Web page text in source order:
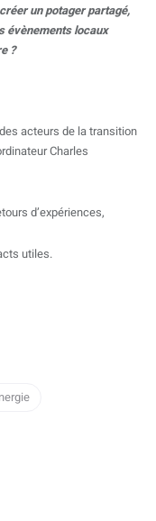
un potager partagé,
évènements locaux
?
acteurs de la transition
Charles
d’expériences,
utiles.